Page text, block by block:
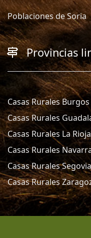
Poblaciones de Soria
Provincias
Casas Rurales Burgos
Casas Rurales
Casas Rurales La Rioja
Casas Rurales
Casas Rurales
Casas Rurales